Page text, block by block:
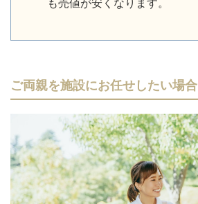
も売値が安くなります。
ご両親を施設にお任せしたい場合